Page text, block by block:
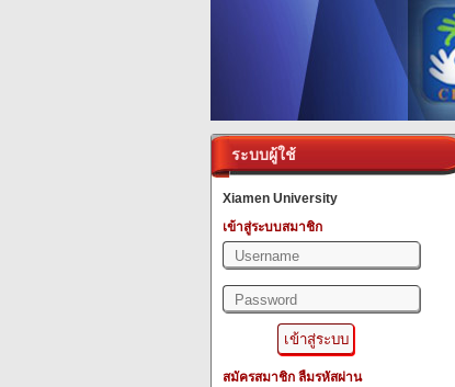
ระบบผู้ใช้
Xiamen University
เข้าสู่ระบบสมาชิก
สมัครสมาชิก ลืมรหัสผ่าน